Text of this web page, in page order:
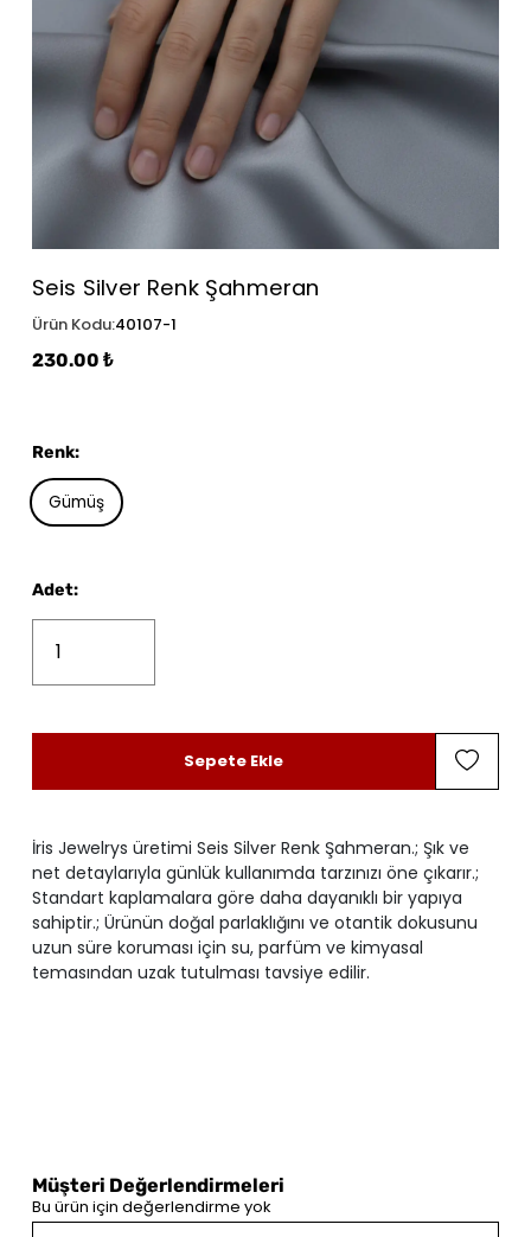
Seis Silver Renk Şahmeran
Ürün Kodu:40107-1
230.00 ₺
İris Jewelrys üretimi Seis Silver Renk Şahmeran.; Şık ve
net detaylarıyla günlük kullanımda tarzınızı öne çıkarır.;
Standart kaplamalara göre daha dayanıklı bir yapıya
sahiptir.; Ürünün doğal parlaklığını ve otantik dokusunu
uzun süre koruması için su, parfüm ve kimyasal
temasından uzak tutulması tavsiye edilir.
Renk:
Gümüş
Adet:
Sepete Ekle
Müşteri Değerlendirmeleri
Bu ürün için değerlendirme yok